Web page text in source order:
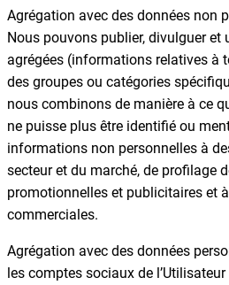
Agrégation avec des données non
Nous pouvons publier, divulguer
agrégées (informations relatives à
des groupes ou catégories
nous combinons de manière à ce
ne puisse plus être identifié ou
informations non personnelles à
secteur et du marché, de profilage
promotionnelles et publicitaires et
commerciales.
Agrégation avec des données
les comptes sociaux de l’Utilisateur